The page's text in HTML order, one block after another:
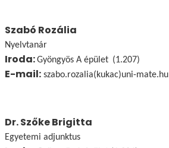
Szabó Rozália
Nyelvtanár
Iroda:Gyöngyös A épület (1.207)
E-mail: szabo.rozalia(kukac)uni-mate.hu
Dr. Szőke Brigitta
Egyetemi adjunktus